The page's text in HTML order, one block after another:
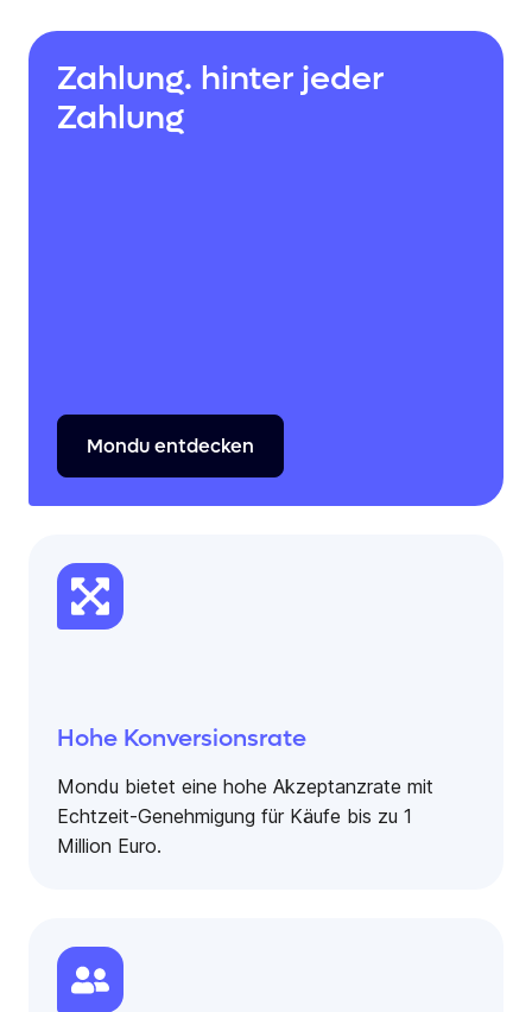
Zahlung. hinter jeder
Zahlung
Monduentdecken
Hohe Konversionsrate
Mondu bietet eine hohe Akzeptanzrate mit
Echtzeit-Genehmigung für Käufe bis zu 1
Million Euro.